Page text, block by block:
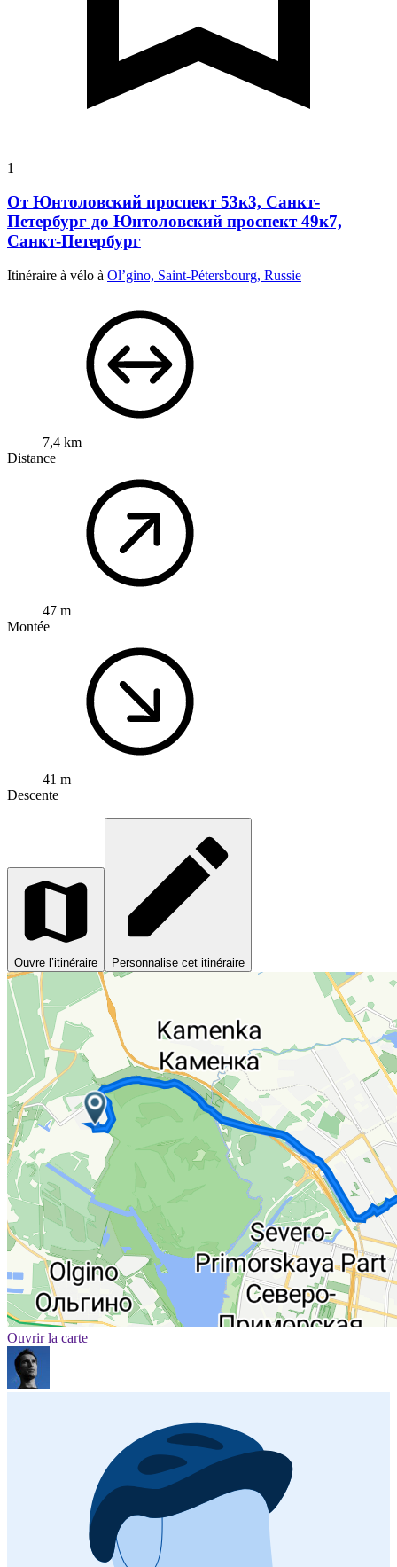
1
От Юнтоловский проспект 53к3, Санкт-
Петербург до Юнтоловский проспект 49к7,
Санкт-Петербург
Itinéraire à vélo à Ol’gino, Saint-Pétersbourg, Russie
7,4 km
Distance
47 m
Montée
41 m
Descente
Ouvre l’itinéraire Personnalise cet itinéraire
Ouvrir la carte